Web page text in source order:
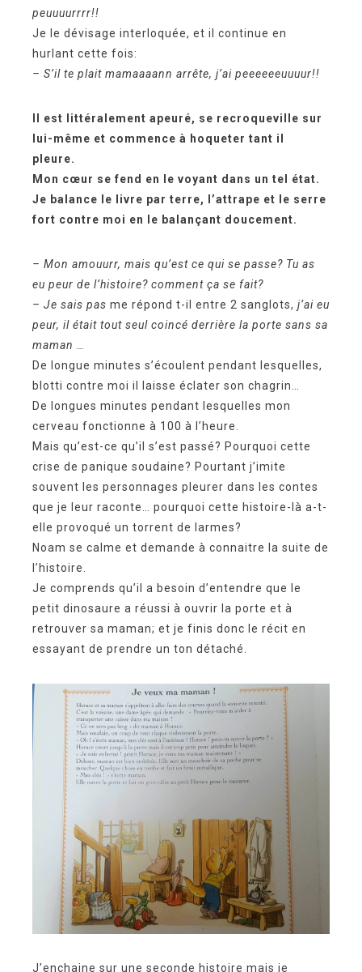
peuuuurrrr!!
Je le dévisage interloquée, et il continue en
hurlant cette fois:
– S’il te plait mamaaaann arrête, j’ai peeeeeeuuuur!!
Il est littéralement apeuré, se recroqueville sur
lui-même et commence à hoqueter tant il
pleure.
Mon cœur se fend en le voyant dans un tel état.
Je balance le livre par terre, l’attrape et le serre
fort contre moi en le balançant doucement.
– Mon amouurr, mais qu’est ce qui se passe? Tu as
eu peur de l’histoire? comment ça se fait?
– Je sais pas me répond t-il entre 2 sanglots, j’ai eu
peur, il était tout seul coincé derrière la porte sans sa
maman …
De longue minutes s’écoulent pendant lesquelles,
blotti contre moi il laisse éclater son chagrin…
De longues minutes pendant lesquelles mon
cerveau fonctionne à 100 à l’heure.
Mais qu’est-ce qu’il s’est passé? Pourquoi cette
crise de panique soudaine? Pourtant j’imite
souvent les personnages pleurer dans les contes
que je leur raconte… pourquoi cette histoire-là a-t-
elle provoqué un torrent de larmes?
Noam se calme et demande à connaitre la suite de
l’histoire.
Je comprends qu’il a besoin d’entendre que le
petit dinosaure a réussi à ouvrir la porte et à
retrouver sa maman; et je finis donc le récit en
essayant de prendre un ton détaché.
J’enchaine sur une seconde histoire mais je